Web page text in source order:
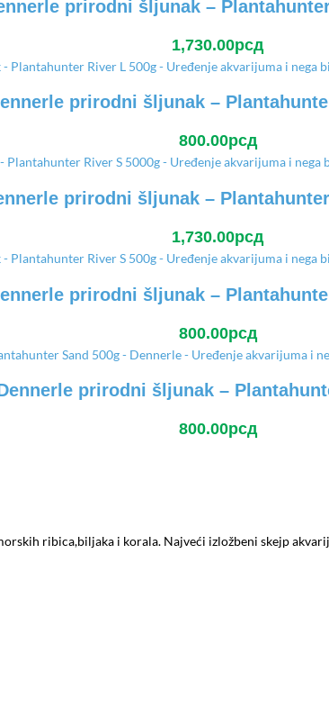
prirodni šljunak –
1,730.00рсд
prirodni šljunak –
800.00рсд
prirodni šljunak –
1,730.00рсд
prirodni šljunak –
800.00рсд
prirodni šljunak –
800.00рсд
ribica,biljaka i korala. Najveći izložbeni skejp